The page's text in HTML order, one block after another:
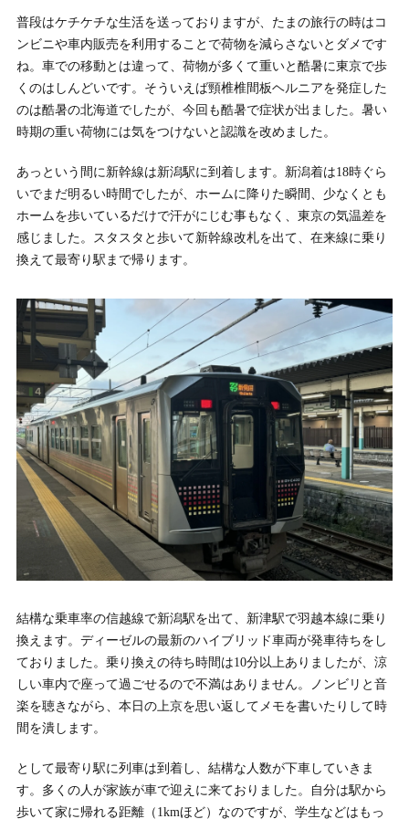
普段はケチケチな生活を送っておりますが、たまの旅行の時はコ
ンビニや車内販売を利用することで荷物を減らさないとダメです
ね。車での移動とは違って、荷物が多くて重いと酷暑に東京で歩
くのはしんどいです。そういえば頸椎椎間板ヘルニアを発症した
のは酷暑の北海道でしたが、今回も酷暑で症状が出ました。暑い
時期の重い荷物には気をつけないと認識を改めました。
あっという間に新幹線は新潟駅に到着します。新潟着は18時ぐら
いでまだ明るい時間でしたが、ホームに降りた瞬間、少なくとも
ホームを歩いているだけで汗がにじむ事もなく、東京の気温差を
感じました。スタスタと歩いて新幹線改札を出て、在来線に乗り
換えて最寄り駅まで帰ります。
結構な乗車率の信越線で新潟駅を出て、新津駅で羽越本線に乗り
換えます。ディーゼルの最新のハイブリッド車両が発車待ちをし
ておりました。乗り換えの待ち時間は10分以上ありましたが、涼
しい車内で座って過ごせるので不満はありません。ノンビリと音
楽を聴きながら、本日の上京を思い返してメモを書いたりして時
間を潰します。
として最寄り駅に列車は到着し、結構な人数が下車していきま
す。多くの人が家族が車で迎えに来ておりました。自分は駅から
歩いて家に帰れる距離（1kmほど）なのですが、学生などはもっ